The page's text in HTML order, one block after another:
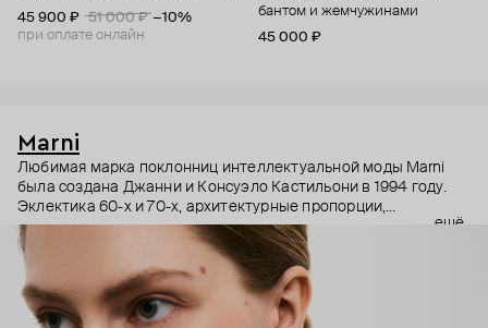
45 900 ₽
51 000 ₽ −10%
при оплате онлайн
бантом и жемчужинами
45 000 ₽
Marni
Любимая марка поклонниц интеллектуальной моды Marni
была создана Джанни и Консуэло Кастильони в 1994 году.
Эклектика 60-х и 70-х, архитектурные пропорции,
необычный взгляд на простые силуэты и, разумеется,
заметные украшения – Дом Marni уже двадцать лет верен
своему неподражаемому почерку, а коллаборации с
молодыми художниками привносят в него новые штрихи.
ещё